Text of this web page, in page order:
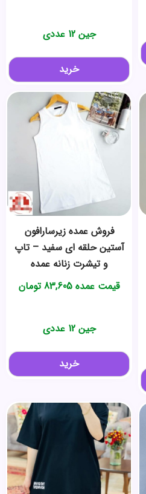
جین 12 عددی
خرید
فروش عمده زیرسارافون
آستین حلقه ای سفید – تاپ
و تیشرت زنانه عمده
قیمت عمده 83,605 تومان
جین 12 عددی
خرید